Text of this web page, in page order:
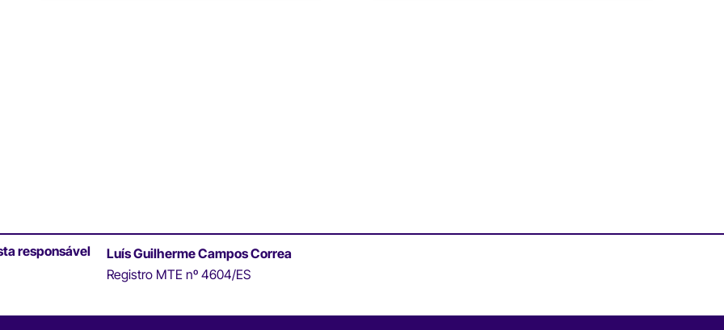
responsável
Luís Guilherme Campos Correa
Registro MTE nº 4604/ES